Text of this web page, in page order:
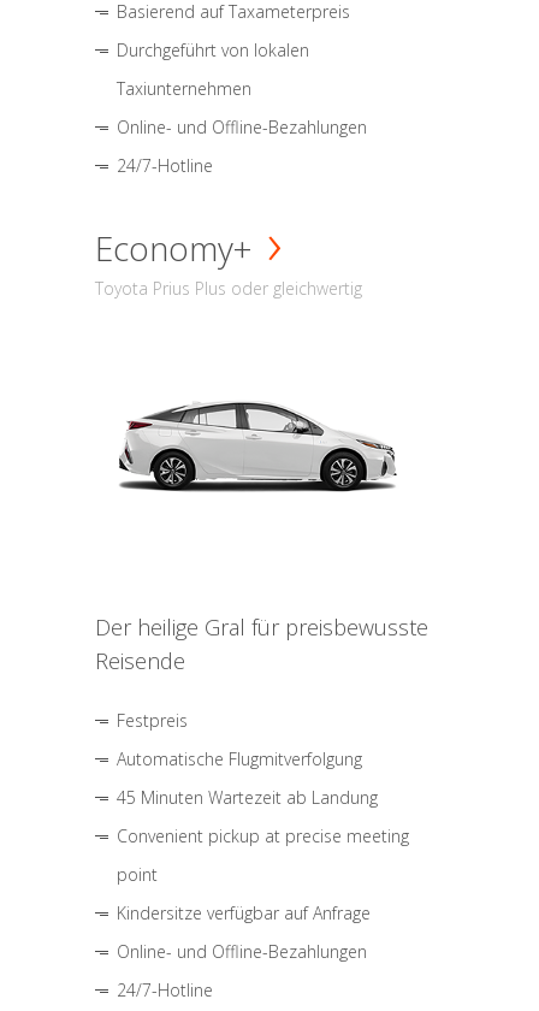
Basierend auf Taxameterpreis
Durchgeführt von lokalen
Taxiunternehmen
Online- und Offline-Bezahlungen
24/7-Hotline
Economy+
Toyota Prius Plus oder gleichwertig
Der heilige Gral für preisbewusste
Reisende
Festpreis
Automatische Flugmitverfolgung
45 Minuten Wartezeit ab Landung
Convenient pickup at precise meeting
point
Kindersitze verfügbar auf Anfrage
Online- und Offline-Bezahlungen
24/7-Hotline